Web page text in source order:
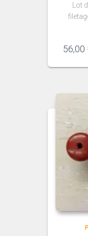
Lot
56,00